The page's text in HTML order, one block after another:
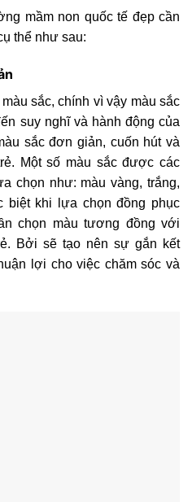
mầm non quốc tế đẹp cần
thể như sau:
sắc, chính vì vậy màu sắc
suy nghĩ và hành động của
sắc đơn giản, cuốn hút và
Một số màu sắc được các
chọn như: màu vàng, trắng,
khi lựa chọn đồng phục
chọn màu tương đồng với
Bởi sẽ tạo nên sự gắn kết
lợi cho việc chăm sóc và